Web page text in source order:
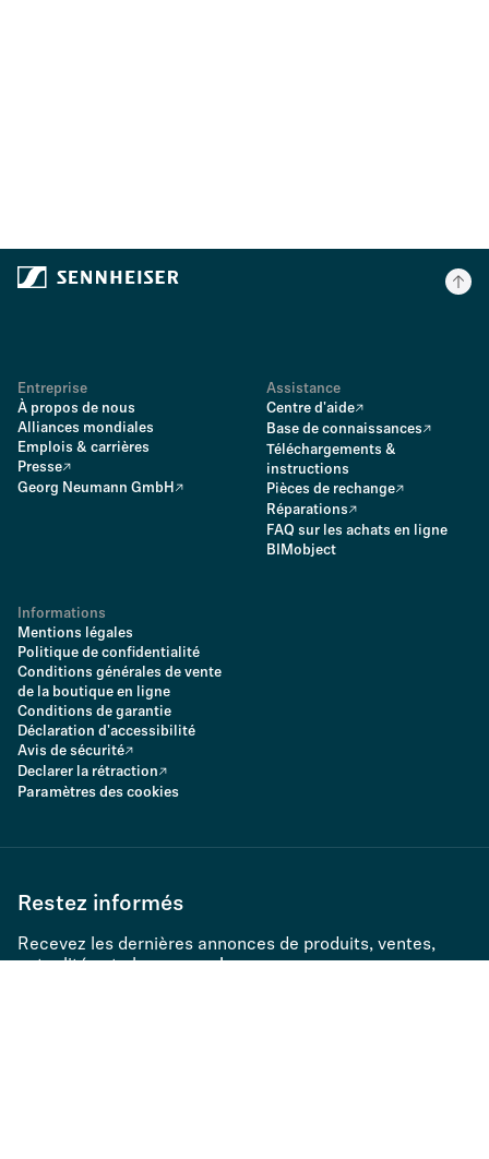
Entreprise
À propos de nous
Alliances mondiales
Emplois & carrières
Presse
Georg Neumann GmbH
Assistance
Centre d'aide
Base de connaissances
Téléchargements &
instructions
Pièces de rechange
Réparations
FAQ sur les achats en ligne
BIMobject
Informations
Mentions légales
Politique de confidentialité
Conditions générales de vente
de la boutique en ligne
Conditions de garantie
Déclaration d'accessibilité
Avis de sécurité
Declarer la rétraction
Paramètres des cookies
Restez informés
Recevez les dernières annonces de produits, ventes,
actualités et plus encore !